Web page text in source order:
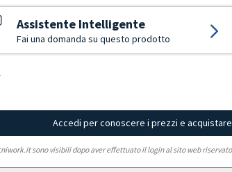
Assistente Intelligente
Fai una domanda su questo prodotto
Accedi per conoscere i prezzi e acquistare
sono visibili dopo aver effettuato il login al sito web